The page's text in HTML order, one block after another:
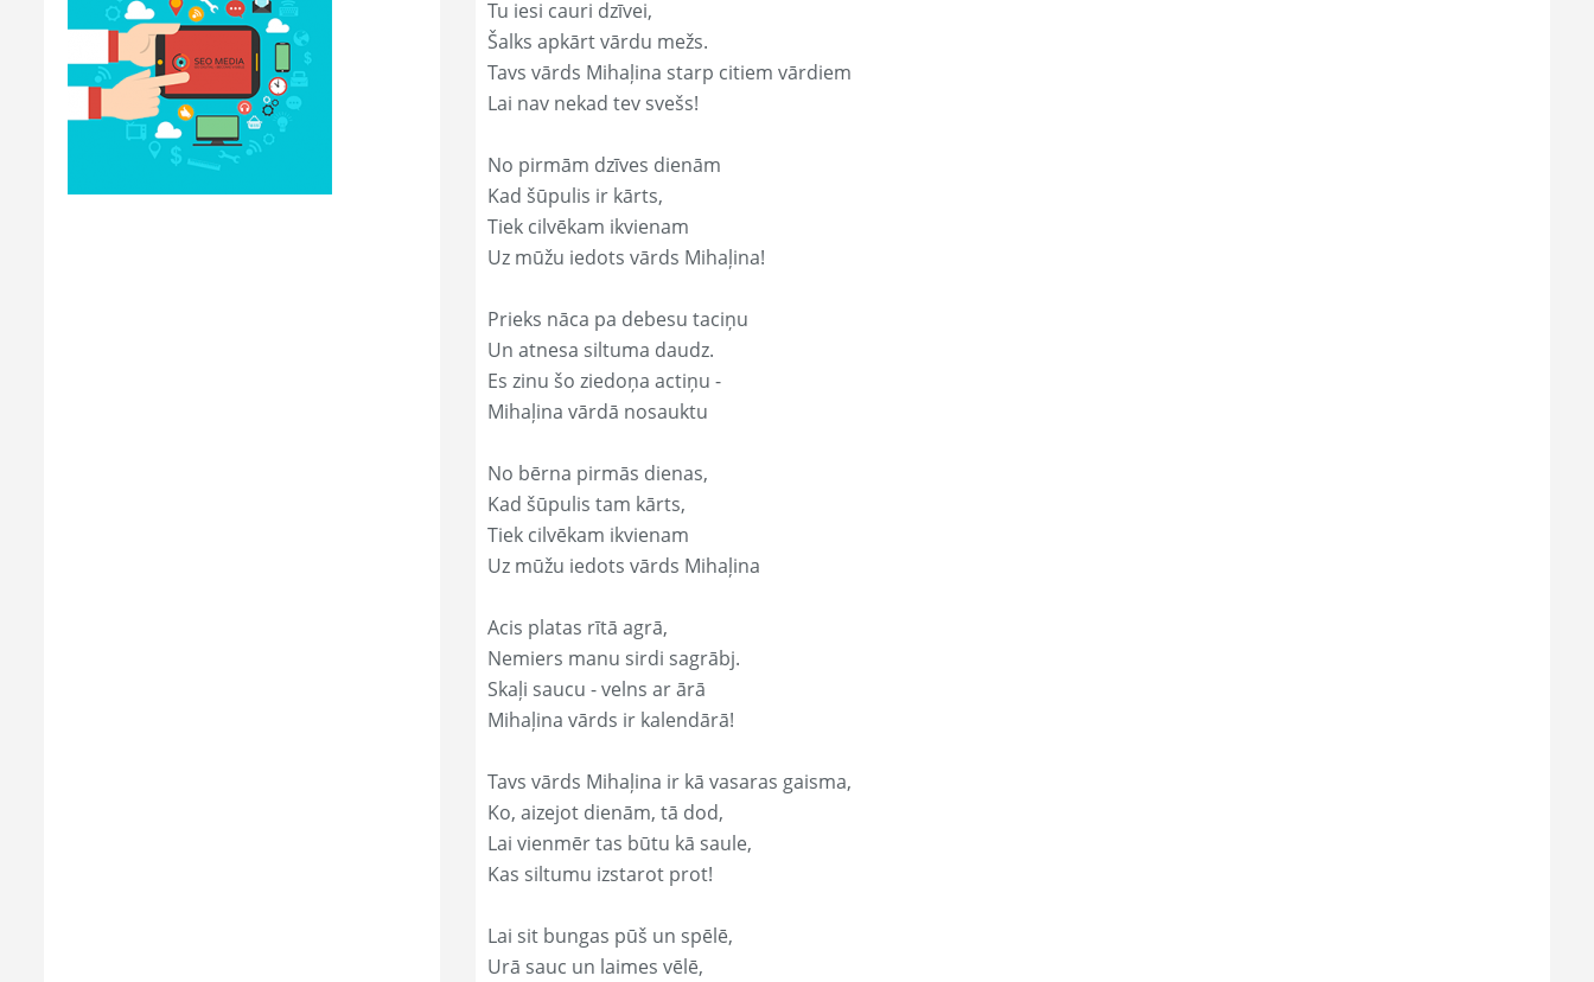
Tu iesi cauri dzīvei,
Šalks apkārt vārdu mežs.
Tavs vārds Mihaļina starp citiem vārdiem
Lai nav nekad tev svešs!
No pirmām dzīves dienām
Kad šūpulis ir kārts,
Tiek cilvēkam ikvienam
Uz mūžu iedots vārds Mihaļina!
Prieks nāca pa debesu taciņu
Un atnesa siltuma daudz.
Es zinu šo ziedoņa actiņu -
Mihaļina vārdā nosauktu
No bērna pirmās dienas,
Kad šūpulis tam kārts,
Tiek cilvēkam ikvienam
Uz mūžu iedots vārds Mihaļina
Acis platas rītā agrā,
Nemiers manu sirdi sagrābj.
Skaļi saucu - velns ar ārā
Mihaļina vārds ir kalendārā!
Tavs vārds Mihaļina ir kā vasaras gaisma,
Ko, aizejot dienām, tā dod,
Lai vienmēr tas būtu kā saule,
Kas siltumu izstarot prot!
Lai sit bungas pūš un spēlē,
Urā sauc un laimes vēlē,